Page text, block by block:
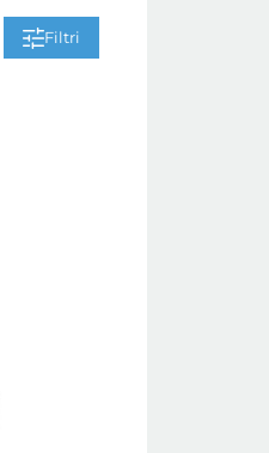
Filtri